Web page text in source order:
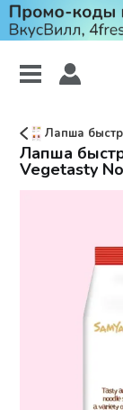
Лапша
Лапша
Vegetasty